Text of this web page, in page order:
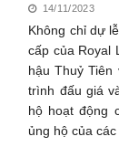
14/11/2023
Không chỉ dự
cấp của Royal
hậu Thuỷ
trình đấu giá
hộ hoạt động
ủng hộ của